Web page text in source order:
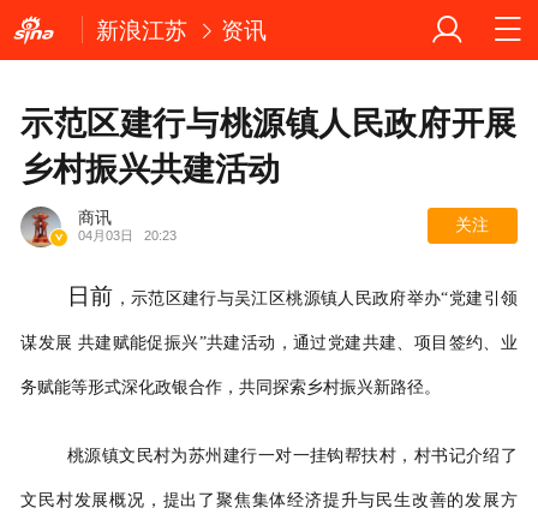
新浪江苏 资讯
示范区建行与桃源镇人民政府开展
乡村振兴共建活动
商讯
04月03日 20:23
关注
日前 ，示范区建行与吴江区桃源镇人民政府举办“党建引领
谋发展 共建赋能促振兴”共建活动，通过党建共建、项目签约、业
务赋能等形式深化政银合作，共同探索乡村振兴新路径。
桃源镇文民村为苏州建行一对一挂钩帮扶村，村书记介绍了
文民村发展概况，提出了聚焦集体经济提升与民生改善的发展方